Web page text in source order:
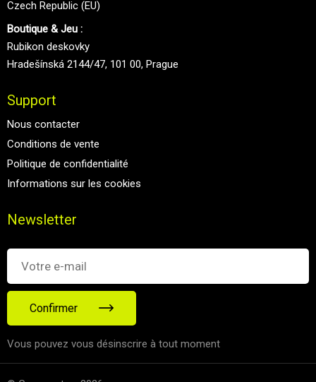
Czech Republic (EU)
Boutique & Jeu :
Rubikon deskovky
Hradešínská 2144/47, 101 00, Prague
Support
Nous contacter
Conditions de vente
Politique de confidentialité
Informations sur les cookies
Newsletter
Confirmer
Vous pouvez vous désinscrire à tout moment